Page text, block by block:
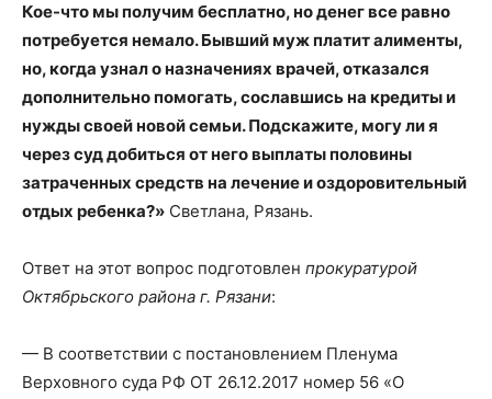
Кое-что мы получим бесплатно, но денег все равно
потребуется немало. Бывший муж платит алименты,
но, когда узнал о назначениях врачей, отказался
дополнительно помогать, сославшись на кредиты и
нужды своей новой семьи. Подскажите, могу ли я
через суд добиться от него выплаты половины
затраченных средств на лечение и оздоровительный
отдых ребенка?» Светлана, Рязань.
Ответ на этот вопрос подготовлен прокуратурой
Октябрьского района г. Рязани:
— В соответствии с постановлением Пленума
Верховного суда РФ ОТ 26.12.2017 номер 56 «О